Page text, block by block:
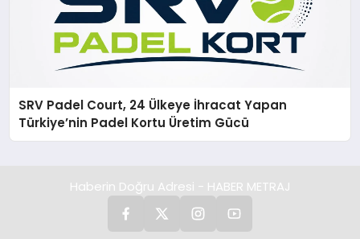
SRV Padel Court, 24 Ülkeye İhracat Yapan
Türkiye’nin Padel Kortu Üretim Gücü
Haberin Doğru Adresi - HABER METRAJ